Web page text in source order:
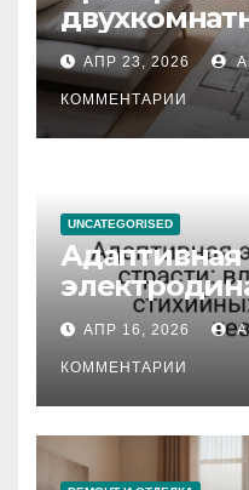
состояние
АПР 23, 2026
КОММЕНТАРИИ
UNCATEGORISED
Адаптивная
влияние
стихийных
тезауруса
АПР 16, 2026
КОММЕНТАРИИ